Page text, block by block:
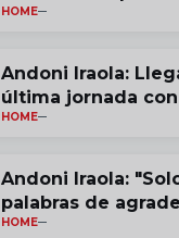
HOME
Andoni Iraola:
última jornada con
vídeo
HOME
Andoni Iraola:
palabras de
por estas tres
HOME